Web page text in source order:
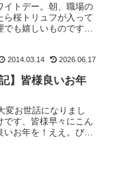
イトデー。朝、職場の
ら桜トリュフが入って
でも嬉しいものです
かったですか？』はは
2014.03.14 2026.06.17
】皆様良いお年
変お世話になりまし
です、皆様早々にこん
いお年を！ええ。びっ